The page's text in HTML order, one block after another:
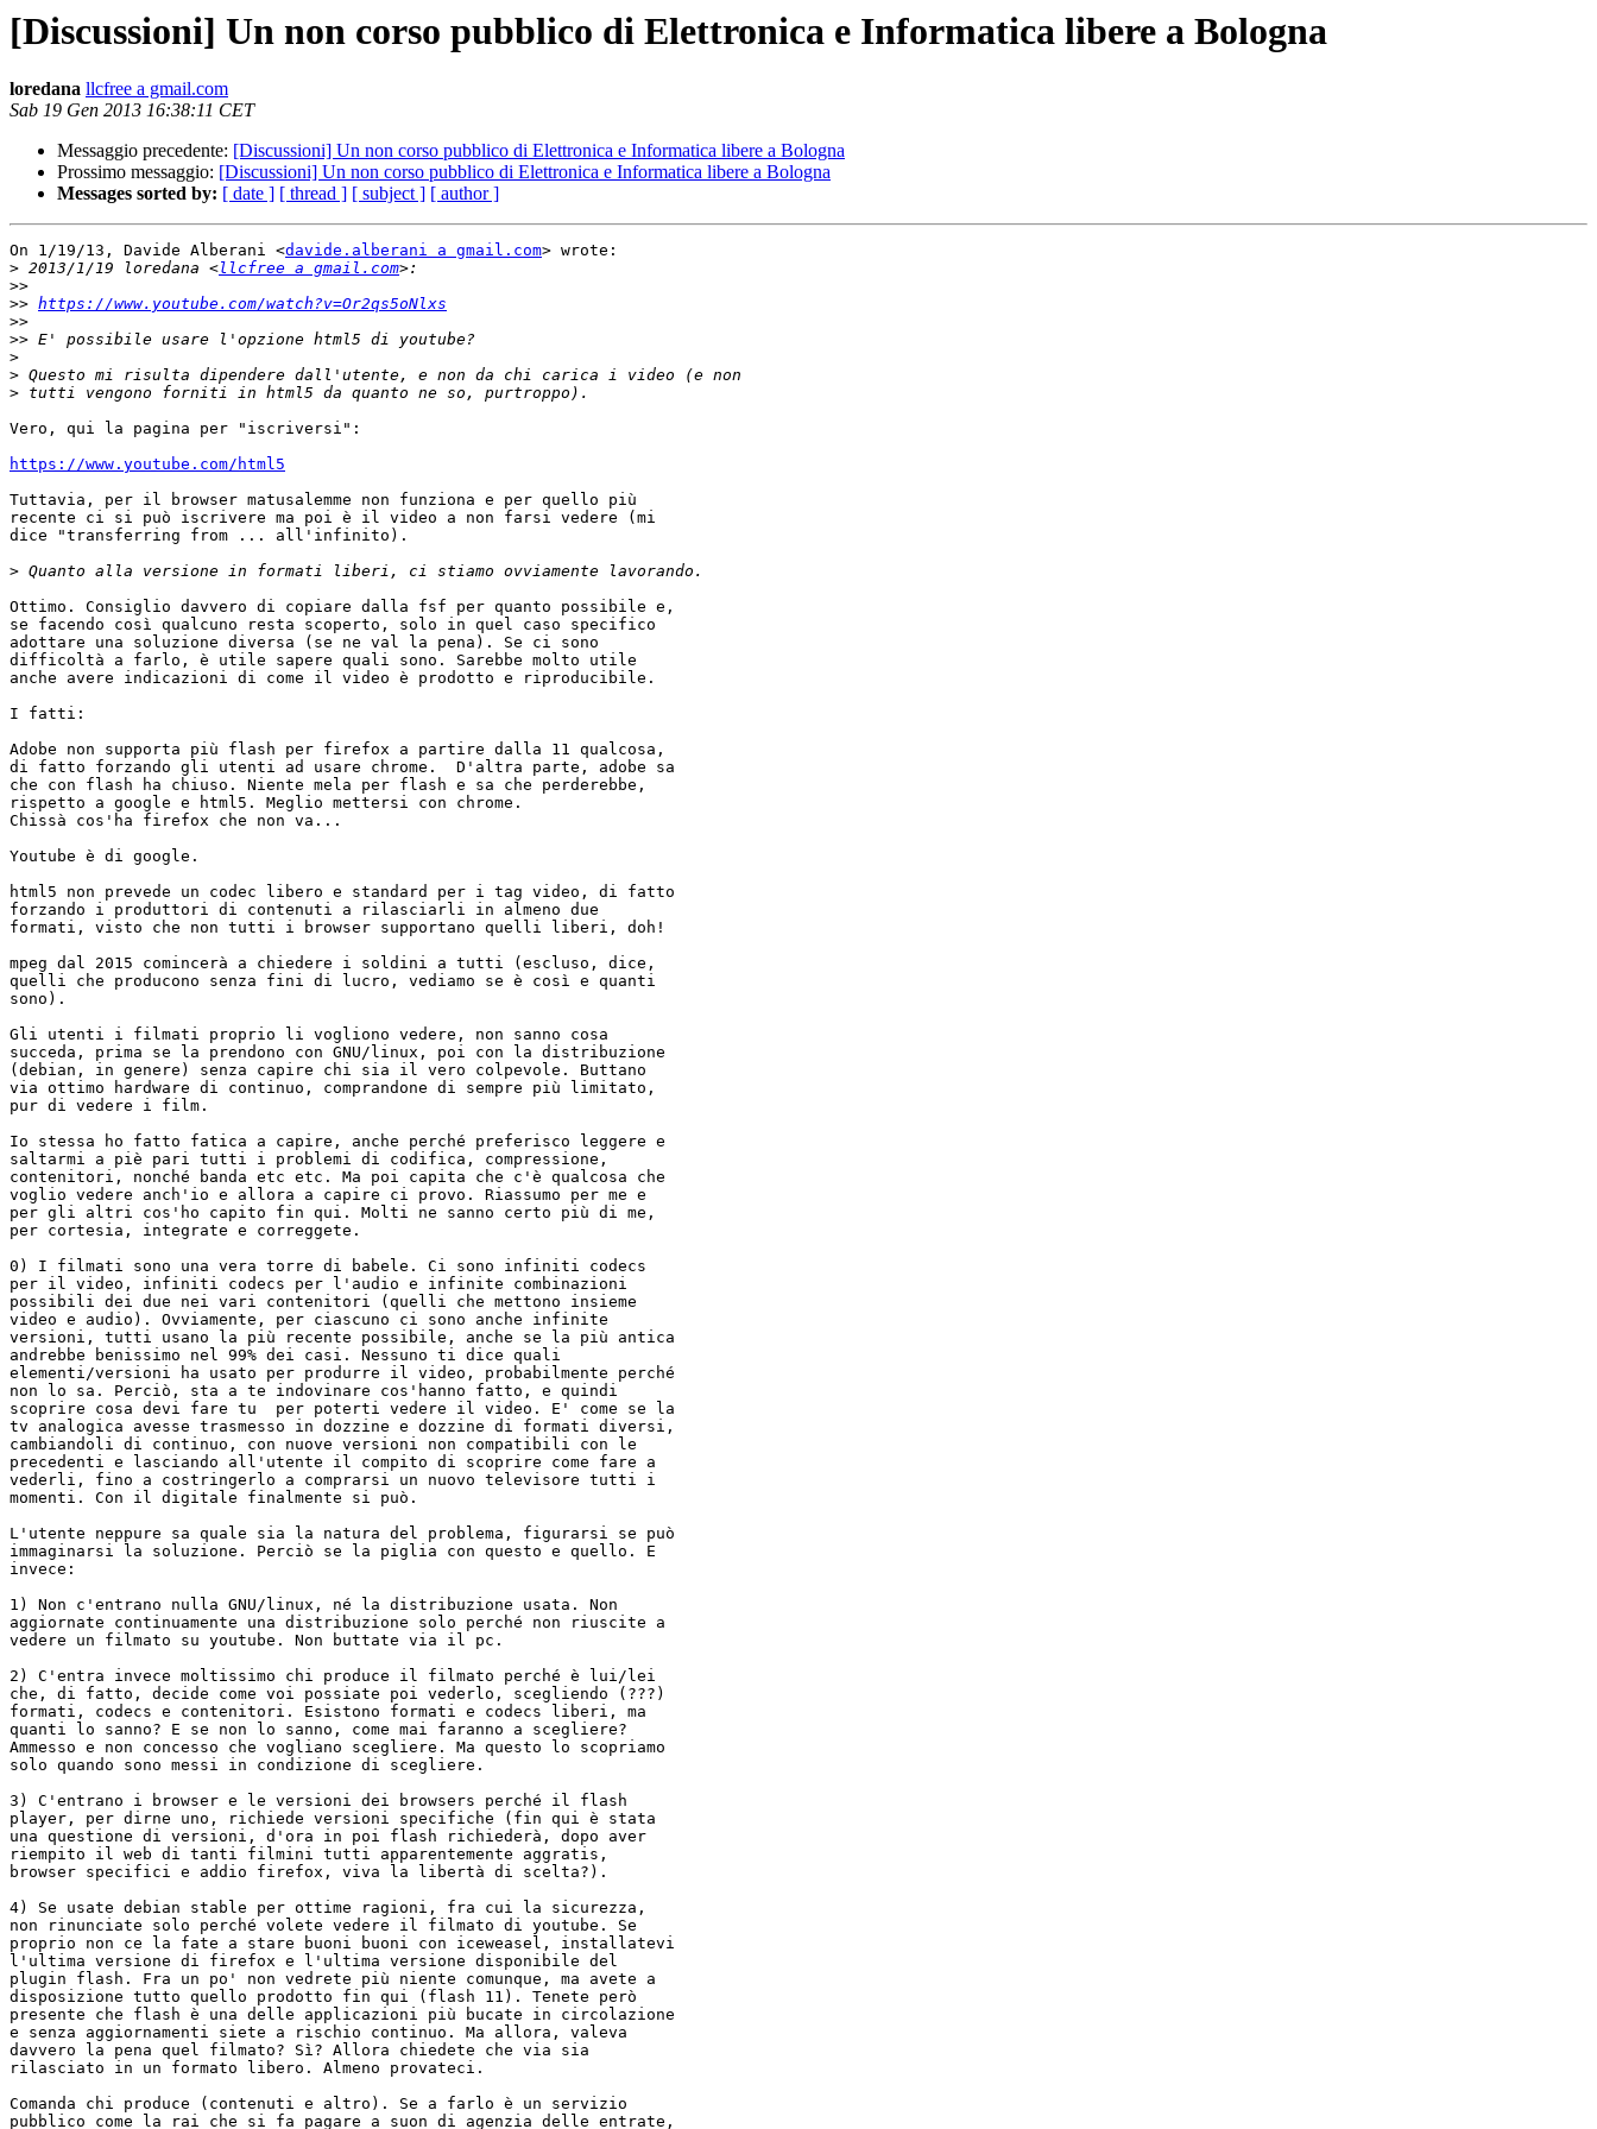
[Discussioni] Un non corso pubblico di Elettronica e Informatica libere a Bologna
loredana llcfree a gmail.com
Sab 19 Gen 2013 16:38:11 CET
Messaggio precedente: [Discussioni] Un non corso pubblico di Elettronica e Informatica libere a Bologna
Prossimo messaggio: [Discussioni] Un non corso pubblico di Elettronica e Informatica libere a Bologna
Messages sorted by: [ date ] [ thread ] [ subject ] [ author ]
On 1/19/13, Davide Alberani <davide.alberani a gmail.com> wrote:
> 2013/1/19 loredana <llcfree a gmail.com
>>
>> https://www.youtube.com/watch?v=Or2qs5oNlxs
>>
>>
>
>
>
Vero, qui la pagina per "iscriversi":
https://www.youtube.com/html5
Tuttavia, per il browser matusalemme non funziona e per quello più
recente ci si può iscrivere ma poi è il video a non farsi vedere (mi
dice "transferring from ... all'infinito).
>
Ottimo. Consiglio davvero di copiare dalla fsf per quanto possibile e,
se facendo così qualcuno resta scoperto, solo in quel caso specifico
adottare una soluzione diversa (se ne val la pena). Se ci sono
difficoltà a farlo, è utile sapere quali sono. Sarebbe molto utile
anche avere indicazioni di come il video è prodotto e riproducibile.
I fatti:
Adobe non supporta più flash per firefox a partire dalla 11 qualcosa,
di fatto forzando gli utenti ad usare chrome.  D'altra parte, adobe sa
che con flash ha chiuso. Niente mela per flash e sa che perderebbe,
rispetto a google e html5. Meglio mettersi con chrome.
Chissà cos'ha firefox che non va...
Youtube è di google.
html5 non prevede un codec libero e standard per i tag video, di fatto
forzando i produttori di contenuti a rilasciarli in almeno due
formati, visto che non tutti i browser supportano quelli liberi, doh!
mpeg dal 2015 comincerà a chiedere i soldini a tutti (escluso, dice,
quelli che producono senza fini di lucro, vediamo se è così e quanti
sono).
Gli utenti i filmati proprio li vogliono vedere, non sanno cosa
succeda, prima se la prendono con GNU/linux, poi con la distribuzione
(debian, in genere) senza capire chi sia il vero colpevole. Buttano
via ottimo hardware di continuo, comprandone di sempre più limitato,
pur di vedere i film.
Io stessa ho fatto fatica a capire, anche perché preferisco leggere e
saltarmi a piè pari tutti i problemi di codifica, compressione,
contenitori, nonché banda etc etc. Ma poi capita che c'è qualcosa che
voglio vedere anch'io e allora a capire ci provo. Riassumo per me e
per gli altri cos'ho capito fin qui. Molti ne sanno certo più di me,
per cortesia, integrate e correggete.
0) I filmati sono una vera torre di babele. Ci sono infiniti codecs
per il video, infiniti codecs per l'audio e infinite combinazioni
possibili dei due nei vari contenitori (quelli che mettono insieme
video e audio). Ovviamente, per ciascuno ci sono anche infinite
versioni, tutti usano la più recente possibile, anche se la più antica
andrebbe benissimo nel 99% dei casi. Nessuno ti dice quali
elementi/versioni ha usato per produrre il video, probabilmente perché
non lo sa. Perciò, sta a te indovinare cos'hanno fatto, e quindi
scoprire cosa devi fare tu  per poterti vedere il video. E' come se la
tv analogica avesse trasmesso in dozzine e dozzine di formati diversi,
cambiandoli di continuo, con nuove versioni non compatibili con le
precedenti e lasciando all'utente il compito di scoprire come fare a
vederli, fino a costringerlo a comprarsi un nuovo televisore tutti i
momenti. Con il digitale finalmente si può.
L'utente neppure sa quale sia la natura del problema, figurarsi se può
immaginarsi la soluzione. Perciò se la piglia con questo e quello. E
invece:
1) Non c'entrano nulla GNU/linux, né la distribuzione usata. Non
aggiornate continuamente una distribuzione solo perché non riuscite a
vedere un filmato su youtube. Non buttate via il pc.
2) C'entra invece moltissimo chi produce il filmato perché è lui/lei
che, di fatto, decide come voi possiate poi vederlo, scegliendo (???)
formati, codecs e contenitori. Esistono formati e codecs liberi, ma
quanti lo sanno? E se non lo sanno, come mai faranno a scegliere?
Ammesso e non concesso che vogliano scegliere. Ma questo lo scopriamo
solo quando sono messi in condizione di scegliere.
3) C'entrano i browser e le versioni dei browsers perché il flash
player, per dirne uno, richiede versioni specifiche (fin qui è stata
una questione di versioni, d'ora in poi flash richiederà, dopo aver
riempito il web di tanti filmini tutti apparentemente aggratis,
browser specifici e addio firefox, viva la libertà di scelta?).
4) Se usate debian stable per ottime ragioni, fra cui la sicurezza,
non rinunciate solo perché volete vedere il filmato di youtube. Se
proprio non ce la fate a stare buoni buoni con iceweasel, installatevi
l'ultima versione di firefox e l'ultima versione disponibile del
plugin flash. Fra un po' non vedrete più niente comunque, ma avete a
disposizione tutto quello prodotto fin qui (flash 11). Tenete però
presente che flash è una delle applicazioni più bucate in circolazione
e senza aggiornamenti siete a rischio continuo. Ma allora, valeva
davvero la pena quel filmato? Sì? Allora chiedete che via sia
rilasciato in un formato libero. Almeno provateci.
Comanda chi produce (contenuti e altro). Se a farlo è un servizio
pubblico come la rai che si fa pagare a suon di agenzia delle entrate,